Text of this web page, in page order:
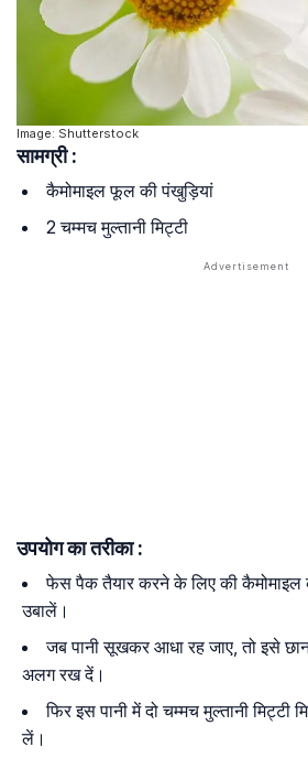
Image: Shutterstock
सामग्री :
कैमोमाइल फूल की पंखुड़ियां
2 चम्मच मुल्तानी मिट्टी
उपयोग का तरीका :
फेस पैक तैयार करने के लिए की कैमोमाइल
उबालें।
जब पानी सूखकर आधा रह जाए, तो इसे
अलग रख दें।
फिर इस पानी में दो चम्मच मुल्तानी मिट्टी
लें।